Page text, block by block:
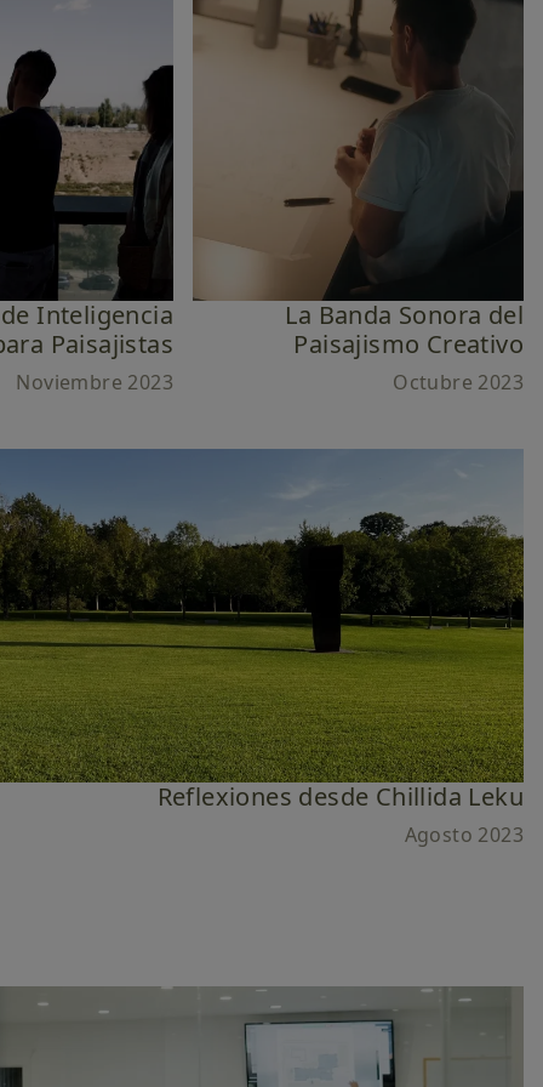
Inteligencia
Paisajistas
Noviembre 2023
La Banda Sonora del
Paisajismo Creativo
Octubre 2023
Reflexiones desde Chillida Leku
Agosto 2023